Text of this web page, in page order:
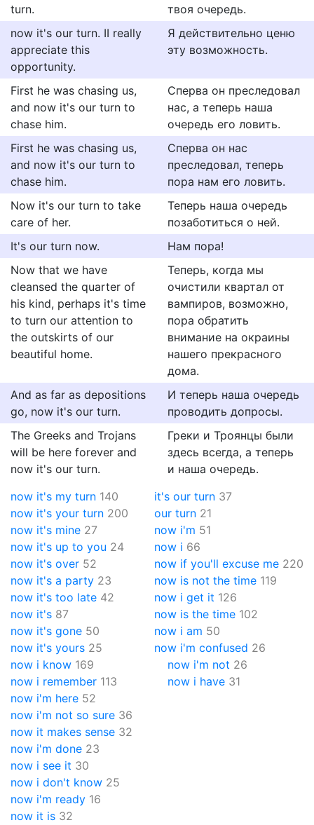
turn.
твоя очередь.
now it's our turn. II really
appreciate this
opportunity.
Я действительно ценю
эту возможность.
First he was chasing us,
and now it's our turn to
chase him.
Сперва он преследовал
нас, а теперь наша
очередь его ловить.
First he was chasing us,
and now it's our turn to
chase him.
Сперва он нас
преследовал, теперь
пора нам его ловить.
Now it's our turn to take
care of her.
Теперь наша очередь
позаботиться о ней.
It's our turn now.
Нам пора!
Now that we have
cleansed the quarter of
his kind, perhaps it's time
to turn our attention to
the outskirts of our
beautiful home.
Теперь, когда мы
очистили квартал от
вампиров, возможно,
пора обратить
внимание на окраины
нашего прекрасного
дома.
And as far as depositions
go, now it's our turn.
И теперь наша очередь
проводить допросы.
The Greeks and Trojans
will be here forever and
now it's our turn.
Греки и Троянцы были
здесь всегда, а теперь
и наша очередь.
now it's my turn 140
now it's your turn 200
now it's mine 27
now it's up to you 24
now it's over 52
now it's a party 23
now it's too late 42
now it's 87
now it's gone 50
now it's yours 25
it's our turn 37
our turn 21
now i'm 51
now i 66
now if you'll excuse me 220
now is not the time 119
now i get it 126
now is the time 102
now i am 50
now i'm confused 26
now i know 169
now i remember 113
now i'm here 52
now i'm not so sure 36
now it makes sense 32
now i'm done 23
now i see it 30
now i don't know 25
now i'm ready 16
now it is 32
now i'm not 26
now i have 31